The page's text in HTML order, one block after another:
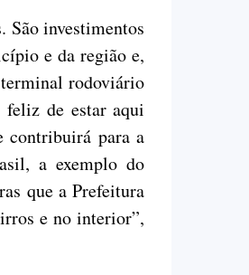
São investimentos
e da região e,
terminal rodoviário
feliz de estar aqui
contribuirá para a
a exemplo do
que a Prefeitura
e no interior”,